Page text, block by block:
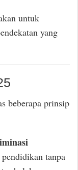
untuk
yang
beberapa prinsip
tanpa